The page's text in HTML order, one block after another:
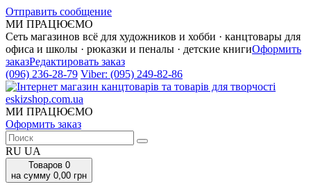
Отправить сообщение
МИ ПРАЦЮЄМО
Сеть магазинов всё для художников и хобби · канцтовары для
офиса и школы · рюказки и пеналы · детские книгиОформить
заказРедактировать заказ
(096) 236-28-79 Viber: (095) 249-82-86
МИ ПРАЦЮЄМО
Оформить заказ
RU UA
Товаров 0
на сумму 0,00 грн